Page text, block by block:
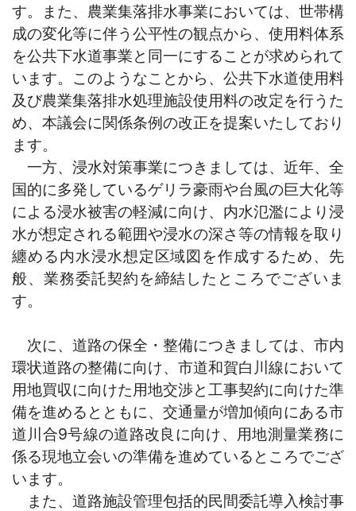
す。また、農業集落排水事業においては、世帯構
成の変化等に伴う公平性の観点から、使用料体系
を公共下水道事業と同一にすることが求められて
います。このようなことから、公共下水道使用料
及び農業集落排水処理施設使用料の改定を行うた
め、本議会に関係条例の改正を提案いたしており
ます。
一方、浸水対策事業につきましては、近年、全
国的に多発しているゲリラ豪雨や台風の巨大化等
による浸水被害の軽減に向け、内水氾濫により浸
水が想定される範囲や浸水の深さ等の情報を取り
纏める内水浸水想定区域図を作成するため、先
般、業務委託契約を締結したところでございま
す。
次に、道路の保全・整備につきましては、市内
環状道路の整備に向け、市道和賀白川線において
用地買収に向けた用地交渉と工事契約に向けた準
備を進めるとともに、交通量が増加傾向にある市
道川合9号線の道路改良に向け、用地測量業務に
係る現地立会いの準備を進めているところでござ
います。
また、道路施設管理包括的民間委託導入検討事